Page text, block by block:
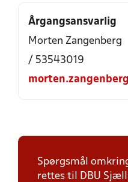
Årgangsansvarlig
Morten Zangenberg
/ 53543019
Spørgsmål
rettes til DBU